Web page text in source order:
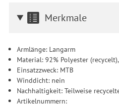
Merkmale
Armlänge: Langarm
Material: 92% Polyester
Einsatzzweck: MTB
Winddicht: nein
Nachhaltigkeit: Teilweise
Artikelnummern: